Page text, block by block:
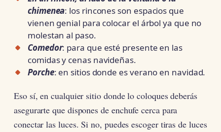
chimenea: los rincones son espacios que
vienen genial para colocar el árbol ya que no
molestan al paso.
Comedor: para que esté presente en las
comidas y cenas navideñas.
Porche: en sitios donde es verano en navidad.
Eso sí, en cualquier sitio donde lo coloques deberás
asegurarte que dispones de enchufe cerca para
conectar las luces. Si no, puedes escoger tiras de luces